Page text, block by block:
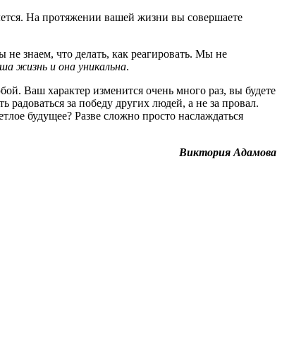
На протяжении вашей жизни вы совершаете
знаем, что делать, как реагировать. Мы не
жизнь и она уникальна.
Ваш характер изменится очень много раз, вы будете
за победу других людей, а не за провал.
будущее? Разве сложно просто наслаждаться
Виктория Адамова